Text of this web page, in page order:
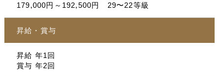
179,000円～192,500円 29〜22等級
昇給・賞与
昇給 年1回
賞与 年2回